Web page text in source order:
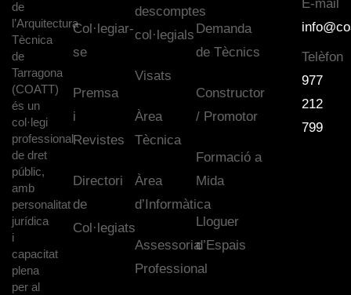
de
l’Arquitectura
Tècnica
de
Tarragona
(COATT)
és un
col·legi
professional
de dret
públic,
amb
personalitat
jurídica
i
capacitat
plena
per al
Col·legiar-
se
Premsa
i
Revistes
Directori
de
Col·legiats
descomptes
col·legials
Visats
Àrea
Tècnica
Àrea
d’Informàtica
Assessoria
Professional
Demanda
de Tècnics
Constructor
/ Promotor
Formació a
Mida
Lloguer
d’Espais
E-mail
Telèfon
977
212
799